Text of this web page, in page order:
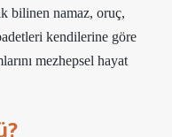
bilinen namaz, oruç,
kendilerine göre
mezhepsel hayat